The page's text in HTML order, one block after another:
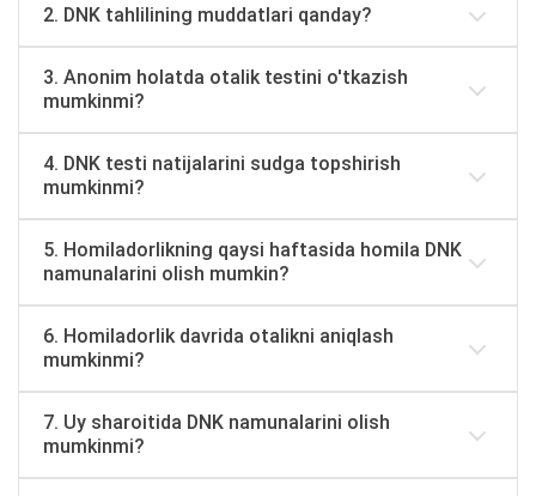
2. DNK tahlilining muddatlari qanday?
3. Anonim holatda otalik testini o'tkazish
mumkinmi?
4. DNK testi natijalarini sudga topshirish
mumkinmi?
5. Homiladorlikning qaysi haftasida homila DNK
namunalarini olish mumkin?
6. Homiladorlik davrida otalikni aniqlash
mumkinmi?
7. Uy sharoitida DNK namunalarini olish
mumkinmi?